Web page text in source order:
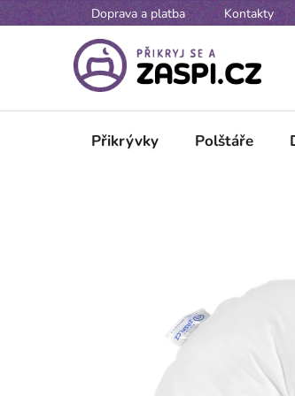
Přejít na obsahDoprava a platba Kontakty
Přikrývky Polštáře